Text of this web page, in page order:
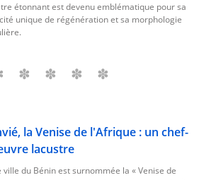
étonnant est devenu emblématique pour sa
unique de régénération et sa morphologie
la Venise de l'Afrique : un chef-
lacustre
ville du Bénin est surnommée la « Venise de